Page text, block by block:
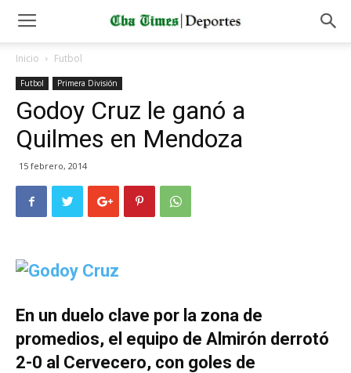
Inicio Futbol
Futbol Primera División
Godoy Cruz le ganó a
Quilmes en Mendoza
15 febrero, 2014
En un duelo clave por la zona de
promedios, el equipo de Almirón derrotó
2-0 al Cervecero, con goles de